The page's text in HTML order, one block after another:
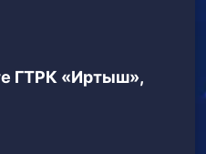
ГТРК «Иртыш»,